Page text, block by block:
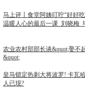
马上评丨食堂阿姨叮咛“好好
温暖人心的最后一课_刘晓梅_
农业农村部部长谈&quot;娶不
&quot;
皇马锁定热刺大将波罗! 卡瓦
人已现?